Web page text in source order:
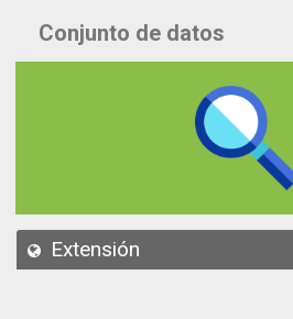
Datos
API
Conjunto de datos
Extensión